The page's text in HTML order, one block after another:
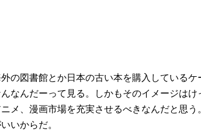
の図書館とか日本の古い本を購入している
なんだーって見る。しかもそのイメージはけ
メ、漫画市場を充実させるべきなんだと思う
いからだ。